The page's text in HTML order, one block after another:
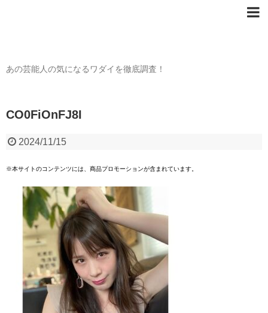
あの芸能人の気になるワダイを徹底調査！
CO0FiOnFJ8I
2024/11/15
※本サイトのコンテンツには、商品プロモーションが含まれています。